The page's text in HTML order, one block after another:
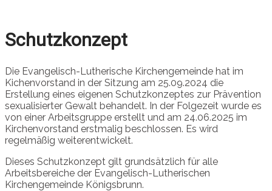
Schutzkonzept
Die Evangelisch-Lutherische Kirchengemeinde hat im
Kichenvorstand in der Sitzung am 25.09.2024 die
Erstellung eines eigenen Schutzkonzeptes zur Prävention
sexualisierter Gewalt behandelt. In der Folgezeit wurde es
von einer Arbeitsgruppe erstellt und am 24.06.2025 im
Kirchenvorstand erstmalig beschlossen. Es wird
regelmäßig weiterentwickelt.
Dieses Schutzkonzept gilt grundsätzlich für alle
Arbeitsbereiche der Evangelisch-Lutherischen
Kirchengemeinde Königsbrunn.